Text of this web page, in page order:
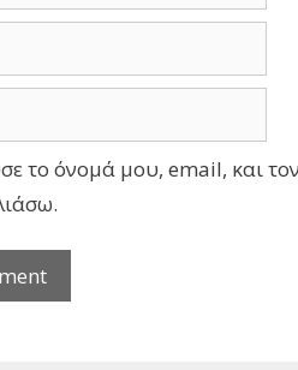
το όνομά μου, email, και